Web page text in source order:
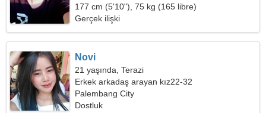
177 cm (5'10"), 75 kg (165 libre)
Gerçek ilişki
Novi
21 yaşında, Terazi
Erkek arkadaş arayan kız22-32
Palembang City
Dostluk